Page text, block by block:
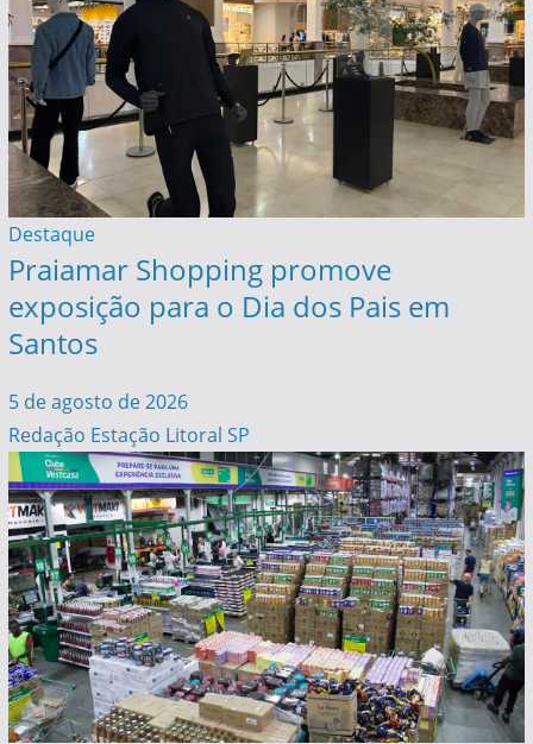
Destaque
Praiamar Shopping promove
exposição para o Dia dos Pais em
Santos
5 de agosto de 2026
Redação Estação Litoral SP